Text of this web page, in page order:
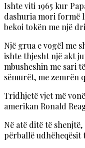
Ishte viti 1965 kur
dashuria mori formë
bekoi tokën me një
Një grua e vogël me
ishte thjesht një akt
mbusheshin me sari
sëmurët, me zemrën
Tridhjetë vjet më
amerikan Ronald
Në atë ditë të
përballë udhëheqësit